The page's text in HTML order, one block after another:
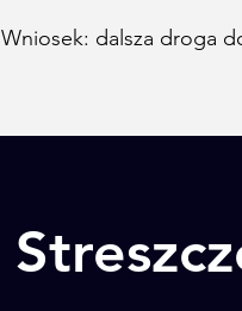
Wniosek: dalsza droga